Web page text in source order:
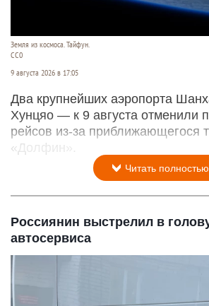
Земля из космоса. Тайфун.
СС0
9 августа 2026 в 17:05
Два крупнейших аэропорта
Хунцяо — к 9 августа отменили
рейсов из-за приближающегося
«Долфин».
Читать полностью
Россиянин выстрелил в
автосервиса